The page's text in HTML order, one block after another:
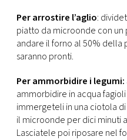
Per arrostire l’aglio:
piatto da microonde con un
andare il forno al 50% della
saranno pronti.
Per ammorbidire i legumi:
ammorbidire in acqua
immergeteli in una ciotola
il microonde per dici minuti
Lasciatele poi riposare nel